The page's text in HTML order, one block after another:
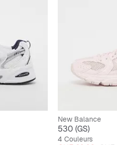
New Balance
530 (GS)
4 Couleurs